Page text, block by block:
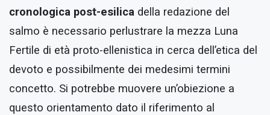
cronologica post-esilica della redazione del
salmo è necessario perlustrare la mezza Luna
Fertile di età proto-ellenistica in cerca dell’etica del
devoto e possibilmente dei medesimi termini
concetto. Si potrebbe muovere un’obiezione a
questo orientamento dato il riferimento al